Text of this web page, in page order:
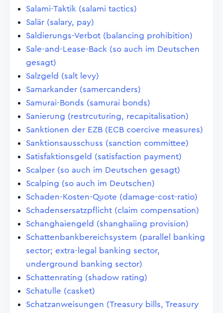
Salami-Taktik (salami tactics)
Salär (salary, pay)
Saldierungs-Verbot (balancing prohibition)
Sale-and-Lease-Back (so auch im Deutschen
gesagt)
Salzgeld (salt levy)
Samarkander (samercanders)
Samurai-Bonds (samurai bonds)
Sanierung (restrcuturing, recapitalisation)
Sanktionen der EZB (ECB coercive measures)
Sanktionsausschuss (sanction committee)
Satisfaktionsgeld (satisfaction payment)
Scalper (so auch im Deutschen gesagt)
Scalping (so auch im Deutschen)
Schaden-Kosten-Quote (damage-cost-ratio)
Schadensersatzpflicht (claim compensation)
Schanghaiengeld (shanghaiing provision)
Schattenbankbereichsystem (parallel banking
sector; extra-legal banking sector,
underground banking sector)
Schattenrating (shadow rating)
Schatulle (casket)
Schatzanweisungen (Treasury bills, Treasury